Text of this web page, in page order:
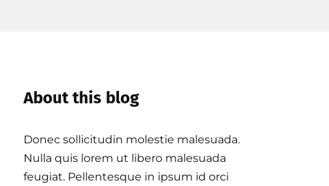
About this blog
Donec sollicitudin molestie malesuada.
Nulla quis lorem ut libero malesuada
feugiat. Pellentesque in ipsum id orci